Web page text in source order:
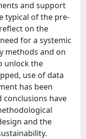
and support
typical of the pre-
on the
for a systemic
methods and on
unlock the
use of data
has been
have
and the